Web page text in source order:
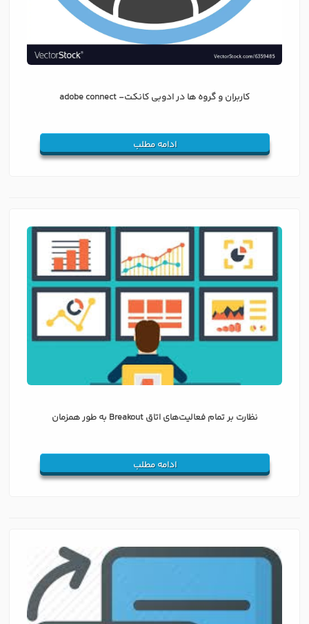
کاربران و گروه ها در ادوبی کانکت- adobe connect
ادامه مطلب
نظارت بر تمام فعالیت‌های اتاق Breakout به طور همزمان
ادامه مطلب